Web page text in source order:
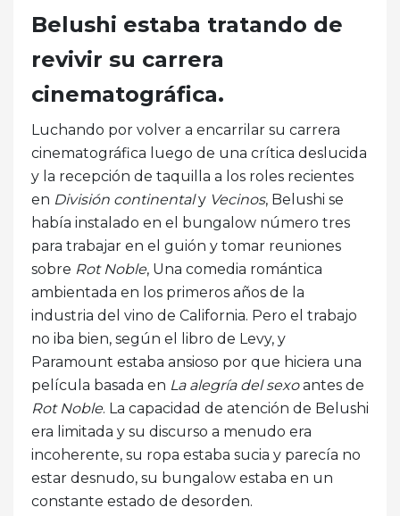
Belushi estaba tratando de
revivir su carrera
cinematográfica.
Luchando por volver a encarrilar su carrera
cinematográfica luego de una crítica deslucida
y la recepción de taquilla a los roles recientes
en División continentaly Vecinos, Belushi se
había instalado en el bungalow número tres
para trabajar en el guión y tomar reuniones
sobre Rot Noble, Una comedia romántica
ambientada en los primeros años de la
industria del vino de California. Pero el trabajo
no iba bien, según el libro de Levy, y
Paramount estaba ansioso por que hiciera una
película basada en La alegría del sexoantes de
Rot Noble. La capacidad de atención de Belushi
era limitada y su discurso a menudo era
incoherente, su ropa estaba sucia y parecía no
estar desnudo, su bungalow estaba en un
constante estado de desorden.